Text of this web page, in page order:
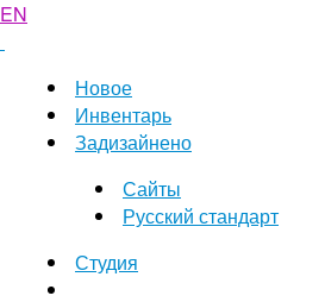
EN
Новое
Инвентарь
Задизайнено
Сайты
Русский стандарт
Студия